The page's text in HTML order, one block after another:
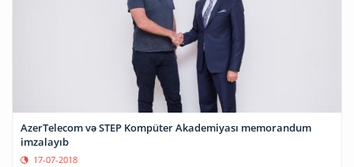
AzerTelecom və STEP Kompüter Akademiyası memorandum
imzalayıb
17-07-2018